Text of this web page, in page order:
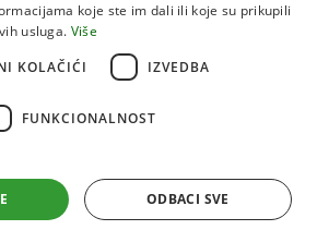
melioraciju krša
koje ste im dali ili koje su prikupili
usluga. Više
KOLAČIĆI
IZVEDBA
FUNKCIONALNOST
ODBACI SVE